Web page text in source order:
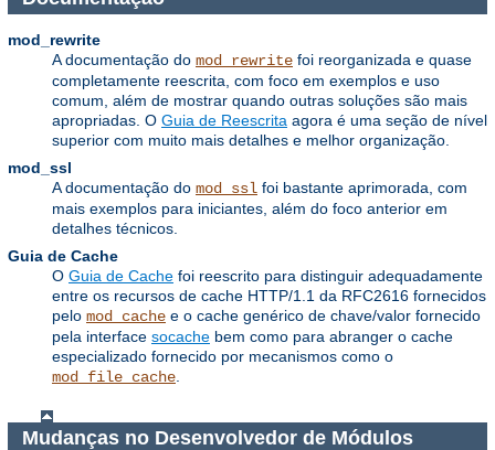
mod_rewrite
A documentação do mod_rewrite foi reorganizada e quase
completamente reescrita, com foco em exemplos e uso
comum, além de mostrar quando outras soluções são mais
apropriadas. O Guia de Reescrita agora é uma seção de nível
superior com muito mais detalhes e melhor organização.
mod_ssl
A documentação do mod_ssl foi bastante aprimorada, com
mais exemplos para iniciantes, além do foco anterior em
detalhes técnicos.
Guia de Cache
O Guia de Cache foi reescrito para distinguir adequadamente
entre os recursos de cache HTTP/1.1 da RFC2616 fornecidos
pelo mod_cache e o cache genérico de chave/valor fornecido
pela interface socache bem como para abranger o cache
especializado fornecido por mecanismos como o
mod_file_cache
Mudanças no Desenvolvedor de Módulos